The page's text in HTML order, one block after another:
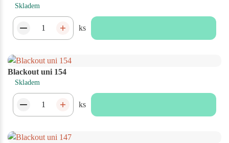
Skladem
ks
Blackout uni 154
Skladem
ks